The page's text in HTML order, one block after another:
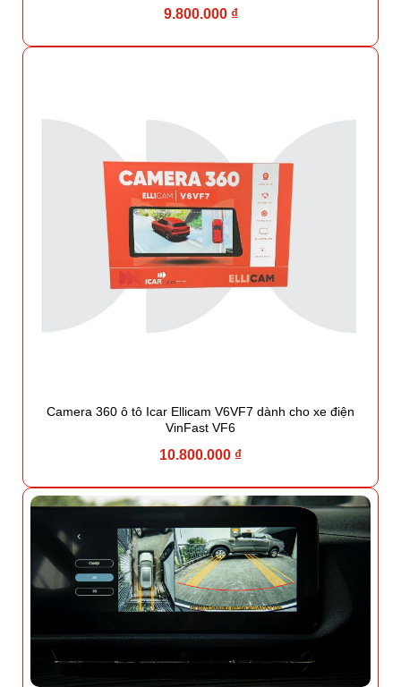
9.800.000 ₫
Camera 360 ô tô Icar Ellicam V6VF7 dành cho xe điện
VinFast VF6
10.800.000 ₫